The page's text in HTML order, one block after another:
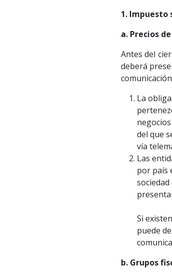
1. Impuesto
a. Precios
Antes del
deberá
La
del que
vía
Las
por país
Si
puede
b. Grupos